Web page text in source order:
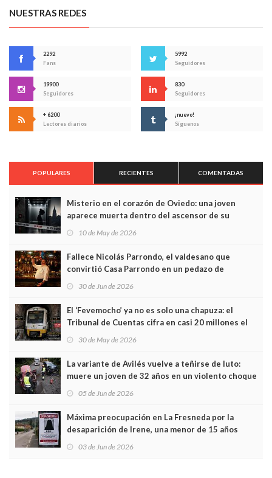
NUESTRAS REDES
2292
Fans
5992
Seguidores
19900
Seguidores
830
Seguidores
+ 6200
Lectores diarios
¡nuevo!
Síguenos
POPULARES RECIENTES COMENTADAS
Misterio en el corazón de Oviedo: una joven
aparece muerta dentro del ascensor de su
edificio y las cámaras captan sus últimos minutos
10 de May de 2026
Fallece Nicolás Parrondo, el valdesano que
convirtió Casa Parrondo en un pedazo de
Asturias en Madrid
30 de Jun de 2026
El ‘Fevemocho’ ya no es solo una chapuza: el
Tribunal de Cuentas cifra en casi 20 millones el
sobrecoste de los trenes que no cabían por los
30 de May de 2026
La variante de Avilés vuelve a teñirse de luto:
muere un joven de 32 años en un violento choque
frontal
05 de Jun de 2026
Máxima preocupación en La Fresneda por la
desaparición de Irene, una menor de 15 años
03 de Jun de 2026